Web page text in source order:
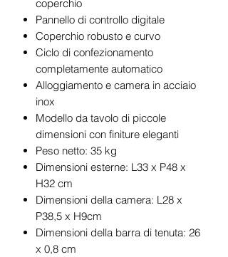
coperchio
Pannello di controllo digitale
Coperchio robusto e curvo
Ciclo di confezionamento
completamente automatico
Alloggiamento e camera in acciaio
inox
Modello da tavolo di piccole
dimensioni con finiture eleganti
Peso netto: 35 kg
Dimensioni esterne: L33 x P48 x
H32 cm
Dimensioni della camera: L28 x
P38,5 x H9cm
Dimensioni della barra di tenuta: 26
x 0,8 cm